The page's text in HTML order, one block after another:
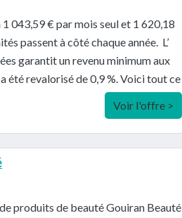
1 043,59 € par mois seul et 1 620,18
passent à côté chaque année. L’
garantit un revenu minimum aux
été revalorisé de 0,9 %. Voici tout ce
Voir l'offre >
produits de beauté Gouiran Beauté